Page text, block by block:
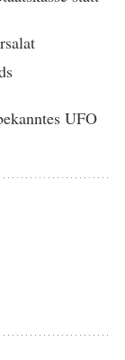
UFO